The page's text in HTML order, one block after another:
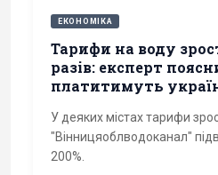
ЕКОНОМІКА
Тарифи на воду
разів: експерт
платитимуть
У деяких містах тарифи
"Вінницяоблводоканал"
200%.